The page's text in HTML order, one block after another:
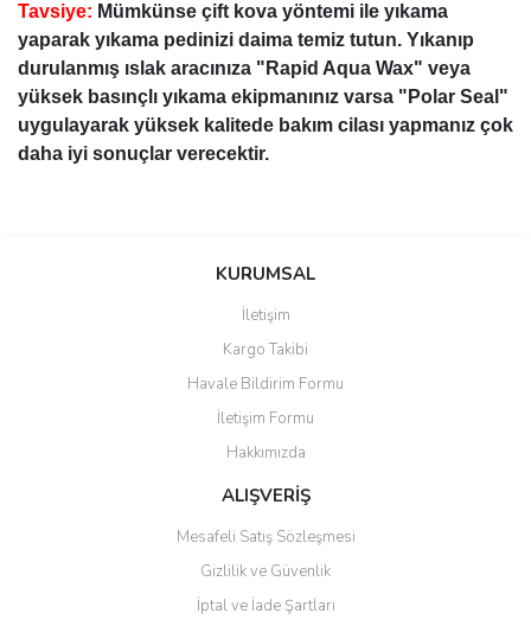
Tavsiye: Mümkünse çift kova yöntemi ile yıkama
yaparak yıkama pedinizi daima temiz tutun. Yıkanıp
durulanmış ıslak aracınıza "Rapid Aqua Wax" veya
yüksek basınçlı yıkama ekipmanınız varsa "Polar Seal"
uygulayarak yüksek kalitede bakım cilası yapmanız çok
daha iyi sonuçlar verecektir.
Bu ürüne ilk yorumu siz yapın!
Ürün resmi kalitesiz, bozuk veya görüntülenemiyor.
Ürün açıklamasında eksik bilgiler bulunuyor.
Ürün bilgilerinde hatalar bulunuyor.
Ürün fiyatı diğer sitelerden daha pahalı.
Bu ürüne benzer farklı alternatifler olmalı.
KURUMSAL
İletişim
Kargo Takibi
Havale Bildirim Formu
İletişim Formu
Hakkımızda
ALIŞVERİŞ
Mesafeli Satış Sözleşmesi
Gizlilik ve Güvenlik
İptal ve İade Şartları